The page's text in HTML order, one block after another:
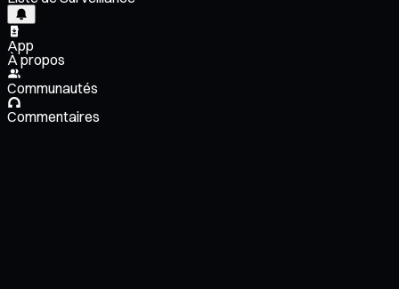
App
À propos
Communautés
Commentaires